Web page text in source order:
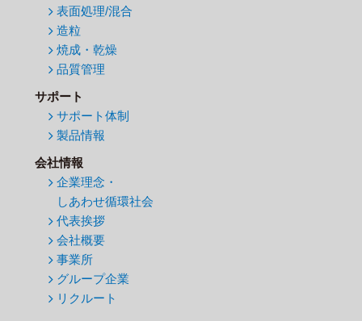
表面処理/混合
造粒
焼成・乾燥
品質管理
サポート
サポート体制
製品情報
会社情報
企業理念・
しあわせ循環社会
代表挨拶
会社概要
事業所
グループ企業
リクルート